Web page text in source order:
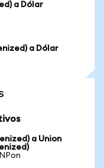
a Dólar
a Dólar
a Union